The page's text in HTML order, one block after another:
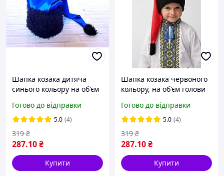
Шапка козака дитяча
синього кольору на об'єм
Готово до відправки
5.0 (4)
287.10₴
319 ₴
Купити
Шапка козака червоного
кольору, на об'єм голови
Готово до відправки
5.0 (4)
287.10₴
319 ₴
Купити